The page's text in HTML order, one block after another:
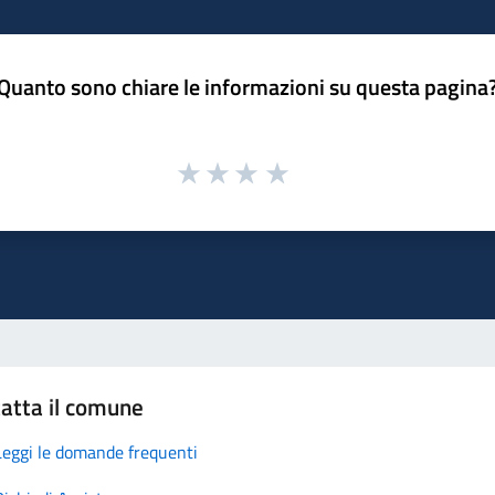
sono chiare le informazioni su questa
il comune
le domande frequenti